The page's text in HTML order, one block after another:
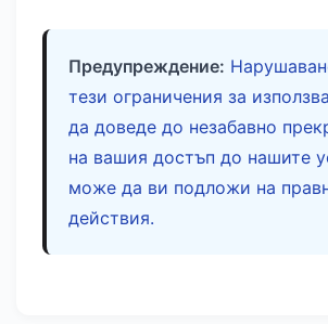
Предупреждение:
тези ограничения за
да доведе до незабавно
на вашия достъп до нашите
може да ви подложи на
действия.